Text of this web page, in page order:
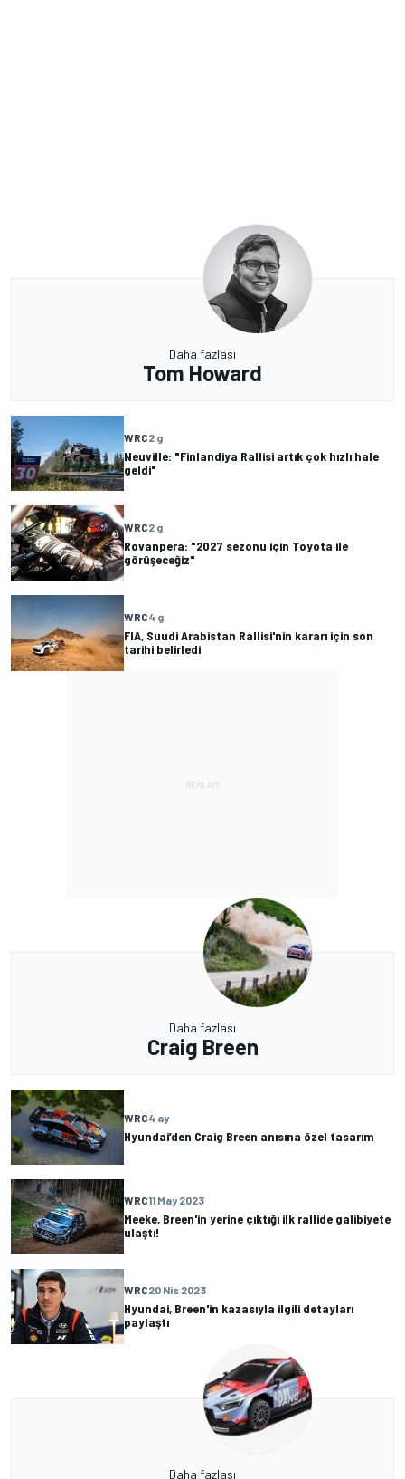
Daha fazlası
Tom Howard
WRC2 g
Neuville: "Finlandiya Rallisi artık çok hızlı hale
geldi"
WRC2 g
Rovanpera: "2027 sezonu için Toyota ile
görüşeceğiz"
WRC4 g
FIA, Suudi Arabistan Rallisi'nin kararı için son
tarihi belirledi
Daha fazlası
Craig Breen
WRC4 ay
Hyundai’den Craig Breen anısına özel tasarım
WRC11 May 2023
Meeke, Breen'in yerine çıktığı ilk rallide galibiyete
ulaştı!
WRC20 Nis 2023
Hyundai, Breen'in kazasıyla ilgili detayları
paylaştı
Daha fazlası